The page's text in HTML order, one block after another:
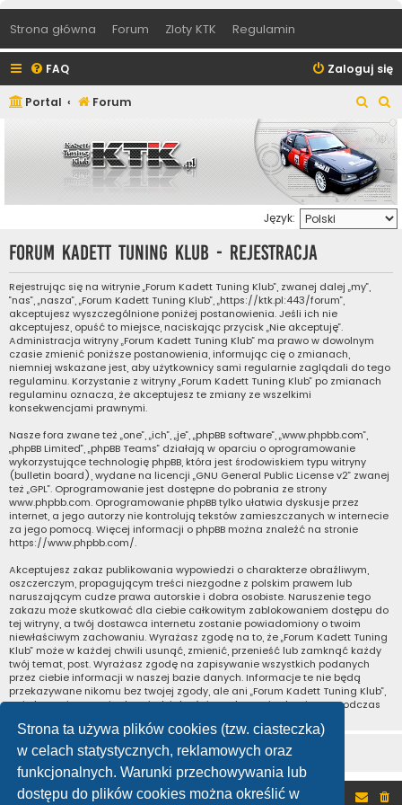
Strona ta używa plików cookies (tzw. ciasteczka)
w celach statystycznych, reklamowych oraz
funkcjonalnych. Warunki przechowywania lub
dostępu do plików cookies można określić w
Strona główna Forum Zloty KTK Regulamin
FAQ Zaloguj się
Portal Forum
z
u
k
j
z
u
k
a
Język:
Forum Kadett Tuning Klub - Rejestracja
Rejestrując się na witrynie „Forum Kadett Tuning Klub”, zwanej dalej „my”,
”nas”, „nasza”, „Forum Kadett Tuning Klub”, „https://ktk.pl:443/forum”,
akceptujesz wyszczególnione poniżej postanowienia. Jeśli ich nie
akceptujesz, opuść to miejsce, naciskając przycisk „Nie akceptuję”.
Administracja witryny „Forum Kadett Tuning Klub” ma prawo w dowolnym
czasie zmienić poniższe postanowienia, informując cię o zmianach,
niemniej wskazane jest, aby użytkownicy sami regularnie zaglądali do tego
regulaminu. Korzystanie z witryny „Forum Kadett Tuning Klub” po zmianach
regulaminu oznacza, że akceptujesz te zmiany ze wszelkimi
konsekwencjami prawnymi.
Nasze fora zwane też „one”, „ich”, „je”, „phpBB software”, „www.phpbb.com”,
„phpBB Limited”, „phpBB Teams” działają w oparciu o oprogramowanie
wykorzystujące technologię phpBB, która jest środowiskiem typu witryny
(bulletin board), wydane na licencji „GNU General Public License v2” zwanej
też „GPL”. Oprogramowanie jest dostępne do pobrania ze strony
www.phpbb.com. Oprogramowanie phpBB tylko ułatwia dyskusje przez
internet, a jego autorzy nie kontrolują tekstów zamieszczanych w internecie
za jego pomocą. Więcej informacji o phpBB można znaleźć na stronie
https://www.phpbb.com/.
Akceptujesz zakaz publikowania wypowiedzi o charakterze obraźliwym,
oszczerczym, propagującym treści niezgodne z polskim prawem lub
naruszającym cudze prawa autorskie i dobra osobiste. Naruszenie tego
zakazu może skutkować dla ciebie całkowitym zablokowaniem dostępu do
tej witryny, a twój dostawca internetu zostanie powiadomiony o twoim
niewłaściwym zachowaniu. Wyrażasz zgodę na to, że „Forum Kadett Tuning
Klub” może w każdej chwili usunąć, zmienić, przenieść lub zamknąć każdy
twój temat, post. Wyrażasz zgodę na zapisywanie wszystkich podanych
przez ciebie informacji w naszej bazie danych. Informacje te nie będą
przekazywane nikomu bez twojej zgody, ale ani „Forum Kadett Tuning Klub”,
ani phpBB nie ponosi odpowiedzialności za włamania do witryny, podczas
Portal Forum